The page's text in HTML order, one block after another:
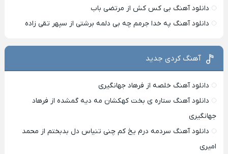
دانلود آهنگ بی کس کش از مرتضی باب
دانلود آهنگ په خدا جرمم چه بی دلمه برشتی از سپهر تقی زاده
آهنگ کردی جدید
دانلود آهنگ خلصه از فرهاد جهانگیری
دانلود آهنگ ستاره ی بخت کهکشان مه دیه گمشده از فرهاد
جهانگیری
دانلود آهنگ سردمه درم یخ کم چنی تنیاس دل بدبختم از محمد
امیری